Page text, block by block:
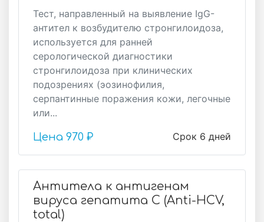
Тест, направленный на выявление IgG-
антител к возбудителю стронгилоидоза,
используется для ранней
серологической диагностики
стронгилоидоза при клинических
подозрениях (эозинофилия,
серпантинные поражения кожи, легочные
или...
Срок 6 дней
Цена 970 ₽
Антитела к антигенам
вируса гепатита C (Anti-HCV,
total)